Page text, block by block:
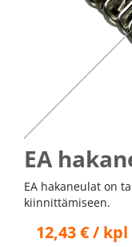
EA
EA hakaneulat on
kiinnittämiseen.
12,43 € / kpl